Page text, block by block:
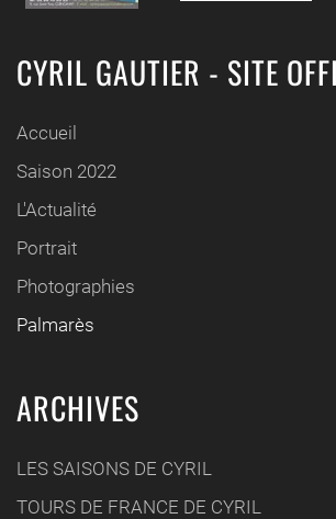
CYRIL GAUTIER - SITE
Accueil
Saison 2022
L'Actualité
Portrait
Photographies
Palmarès
ARCHIVES
LES SAISONS DE CYRIL
TOURS DE FRANCE DE CYRIL